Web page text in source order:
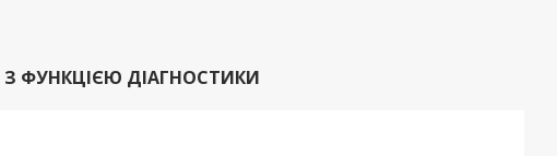
З ФУНКЦІЄЮ ДІАГНОСТИКИ